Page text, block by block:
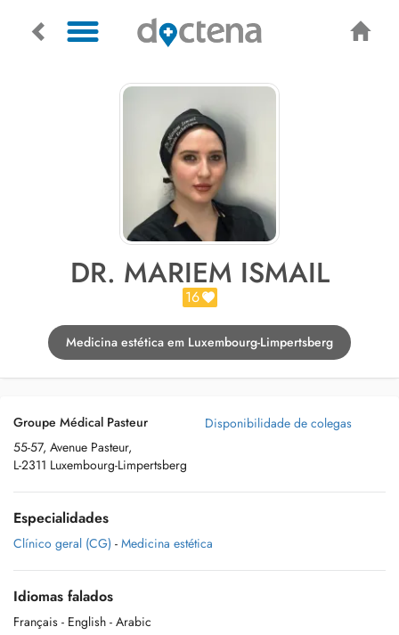
DR. MARIEM ISMAIL
16
Medicina estética em Luxembourg-Limpertsberg
Groupe Médical Pasteur
55-57, Avenue Pasteur,
L-2311 Luxembourg-Limpertsberg
Disponibilidade de colegas
Especialidades
Clínico geral (CG) - Medicina estética
Idiomas falados
Français - English - Arabic